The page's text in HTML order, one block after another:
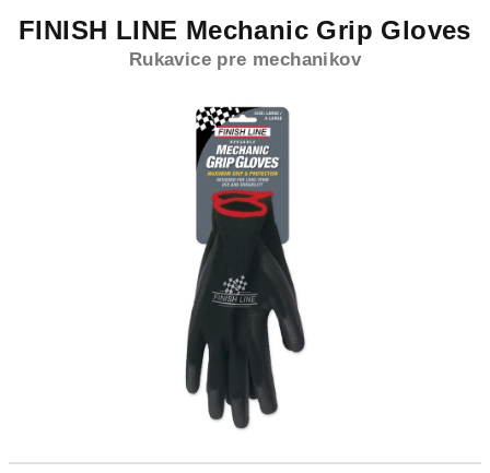
FINISH LINE Mechanic Grip Gloves
Rukavice pre mechanikov